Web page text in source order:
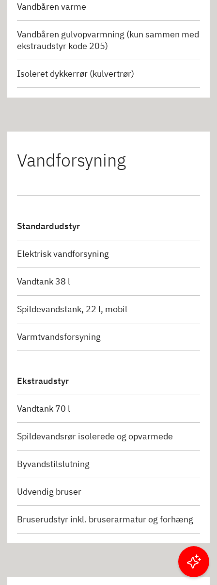
Vandbåren varme
Vandbåren gulvopvarmning (kun sammen med
ekstraudstyr kode 205)
Isoleret dykkerrør (kulvertrør)
Vandforsyning
Standardudstyr
Elektrisk vandforsyning
Vandtank 38 l
Spildevandstank, 22 l, mobil
Varmtvandsforsyning
Ekstraudstyr
Vandtank 70 l
Spildevandsrør isolerede og opvarmede
Byvandstilslutning
Udvendig bruser
Bruserudstyr inkl. bruserarmatur og forhæng